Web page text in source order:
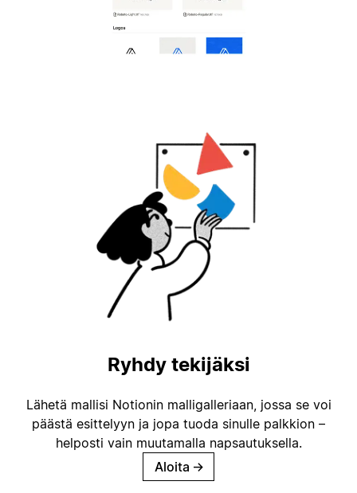
Ryhdy tekijäksi
Lähetä mallisi Notionin malligalleriaan, jossa se voi
päästä esittelyyn ja jopa tuoda sinulle palkkion –
helposti vain muutamalla napsautuksella.
Aloita →